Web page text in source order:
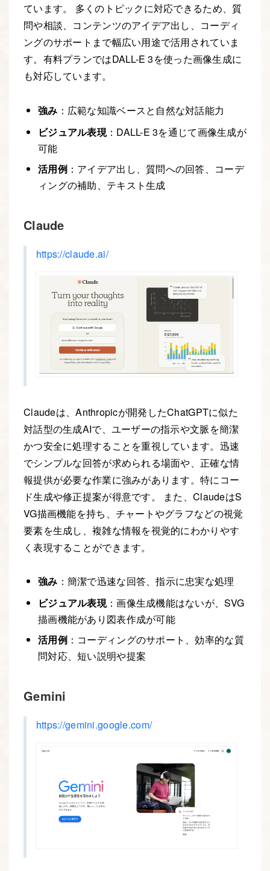
ています。 多くのトピックに対応できるため、質
問や相談、コンテンツのアイデア出し、コーディ
ングのサポートまで幅広い用途で活用されていま
す。有料プランではDALL-E 3を使った画像生成に
も対応しています。
強み ：広範な知識ベースと自然な対話能力
ビジュアル表現：DALL-E 3を通じて画像生成が
可能
活用例：アイデア出し、質問への回答、コーデ
ィングの補助、テキスト生成
Claude
https://claude.ai/
Claudeは、Anthropicが開発したChatGPTに似た
対話型の生成AIで、ユーザーの指示や文脈を簡潔
かつ安全に処理することを重視しています。迅速
でシンプルな回答が求められる場面や、正確な情
報提供が必要な作業に強みがあります。特にコー
ド生成や修正提案が得意です。 また、ClaudeはS
VG描画機能を持ち、チャートやグラフなどの視覚
要素を生成し、複雑な情報を視覚的にわかりやす
く表現することができます。
強み ：簡潔で迅速な回答、指示に忠実な処理
ビジュアル表現：画像生成機能はないが、SVG
描画機能があり図表作成が可能
活用例：コーディングのサポート、効率的な質
問対応、短い説明や提案
Gemini
https://gemini.google.com/